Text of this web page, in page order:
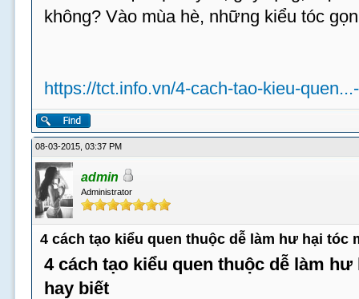
không? Vào mùa hè, những kiểu tóc
https://tct.info.vn/4-cach-tao-kieu-
08-03-2015, 03:37 PM
admin
Administrator
4 cách tạo kiểu quen thuộc dễ làm hư hại tóc
4 cách tạo kiểu quen thuộc dễ làm
hay biết